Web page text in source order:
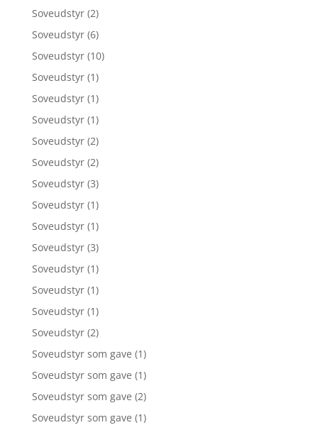
Soveudstyr (2)
Soveudstyr (6)
Soveudstyr (10)
Soveudstyr (1)
Soveudstyr (1)
Soveudstyr (1)
Soveudstyr (2)
Soveudstyr (2)
Soveudstyr (3)
Soveudstyr (1)
Soveudstyr (1)
Soveudstyr (3)
Soveudstyr (1)
Soveudstyr (1)
Soveudstyr (1)
Soveudstyr (2)
Soveudstyr som gave (1)
Soveudstyr som gave (1)
Soveudstyr som gave (2)
Soveudstyr som gave (1)